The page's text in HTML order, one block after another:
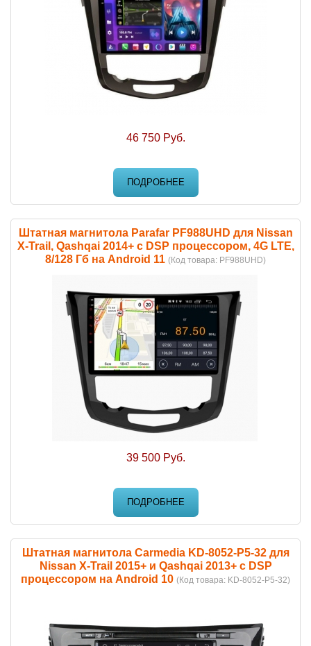
46 750 Руб.
ПОДРОБНЕЕ
Штатная магнитола Parafar PF988UHD для Nissan
X-Trail, Qashqai 2014+ c DSP процессором, 4G LTE,
8/128 Гб на Android 11 (Код товара: PF988UHD)
39 500 Руб.
ПОДРОБНЕЕ
Штатная магнитола Carmedia KD-8052-P5-32 для
Nissan X-Trail 2015+ и Qashqai 2013+ c DSP
процессором на Android 10 (Код товара: KD-8052-P5-32)